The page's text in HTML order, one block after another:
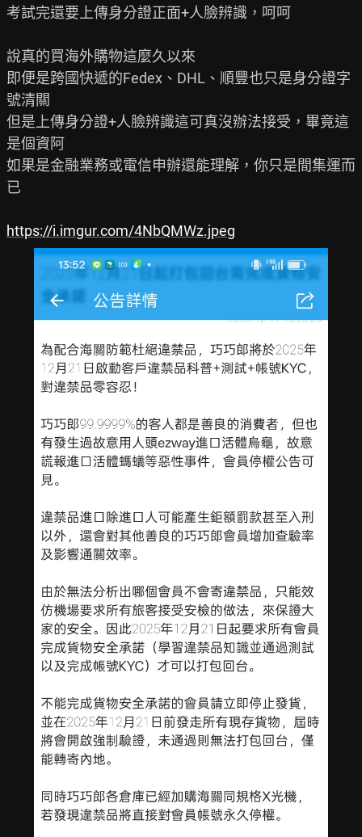
考試完還要上傳身分證正面+人臉辨識，呵呵
說真的買海外購物這麼久以來
即便是跨國快遞的Fedex、DHL、順豐也只是身分證字
號清關
但是上傳身分證+人臉辨識這可真沒辦法接受，畢竟這
是個資阿
如果是金融業務或電信申辦還能理解，你只是間集運而
已
https://i.imgur.com/4NbQMWz.jpeg